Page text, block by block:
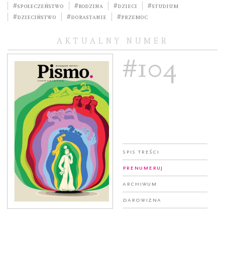
#społeczeństwo #rodzina #dzieci
#studium
#dzieciństwo
#dorastanie #przemoc
AKTUALNY NUMER
#104
Spis treści
Prenumeruj
Archiwum
Darowizna